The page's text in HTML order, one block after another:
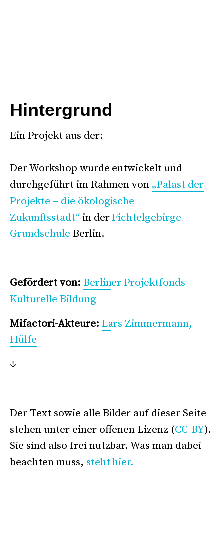
–
–
Hintergrund
Ein Projekt aus der:
Der Workshop wurde entwickelt und
durchgeführt im Rahmen von „Palast der
Projekte – die ökologische
Zukunftsstadt“in der Fichtelgebirge-
Grundschule Berlin.
Gefördert von: Berliner Projektfonds
Kulturelle Bildung
Mifactori-Akteure: Lars Zimmermann,
Hülfe
↓
Der Text sowie alle Bilder auf dieser Seite
stehen unter einer offenen Lizenz (CC-BY).
Sie sind also frei nutzbar. Was man dabei
beachten muss, steht hier.